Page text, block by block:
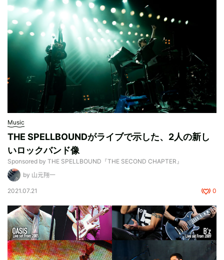
Music
THE SPELLBOUNDがライブで示した、2人の新し
いロックバンド像
Sponsored by THE SPELLBOUND『THE SECOND CHAPTER』
by 山元翔一
2021.07.21 0